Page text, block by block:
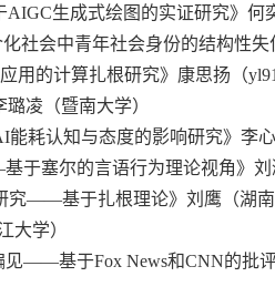
生成式绘图的实证研究》何
社会中青年社会身份的结构性失
的计算扎根研究》康思扬（
凌（暨南大学）
耗认知与态度的影响研究》李心
于塞尔的言语行为理论视角》刘
究——基于扎根理论》刘鹰（湖南
大学）
见——基于Fox News和CNN的批